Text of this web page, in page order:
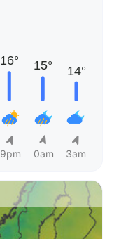
9pm 0am 3am